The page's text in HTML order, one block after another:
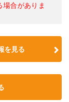
合がありま
を見る